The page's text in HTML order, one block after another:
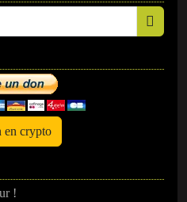
en crypto
!